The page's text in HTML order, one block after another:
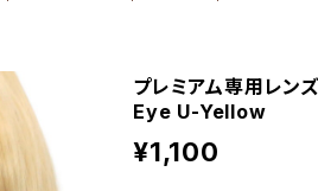
プレミアム専用レン
Eye U-Yellow
¥1,100